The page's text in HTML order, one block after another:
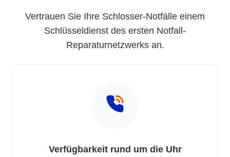
Vertrauen Sie Ihre Schlosser-Notfälle einem
Schlüsseldienst des ersten Notfall-
Reparaturnetzwerks an.
Verfügbarkeit rund um die Uhr